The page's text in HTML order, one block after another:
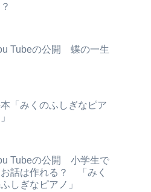
Tubeの公開 蝶の一生
「みくのふしぎなピア
Tubeの公開 小学生で
お話は作れる？ 「みく
しぎなピアノ」